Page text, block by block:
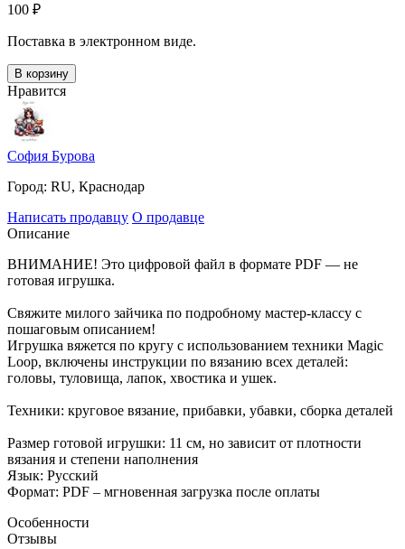
‍100‍ ₽
Поставка в электронном виде.
В корзину
Нравится
София Бурова
Город: RU, Краснодар
Написать продавцу О продавце
Описание
ВНИМАНИЕ! Это цифровой файл в формате PDF — не
готовая игрушка.
Свяжите милого зайчика по подробному мастер-классу с
пошаговым описанием!
Игрушка вяжется по кругу с использованием техники Magic
Loop, включены инструкции по вязанию всех деталей:
головы, туловища, лапок, хвостика и ушек.
Техники: круговое вязание, прибавки, убавки, сборка деталей
Размер готовой игрушки: 11 см, но зависит от плотности
вязания и степени наполнения
Язык: Русский
Формат: PDF – мгновенная загрузка после оплаты
Особенности
Отзывы